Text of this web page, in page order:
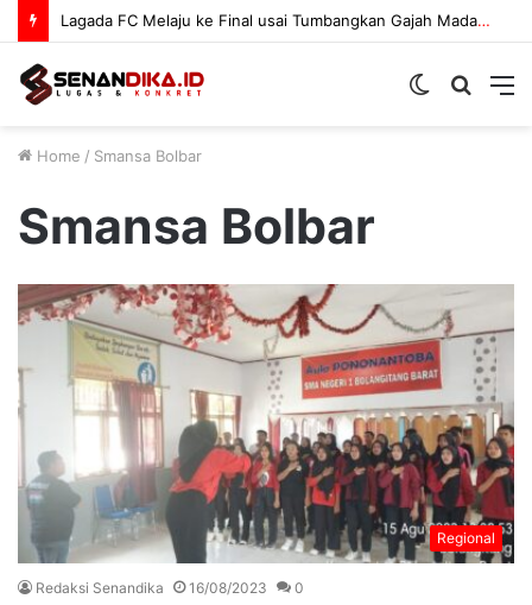
Lagada FC Melaju ke Final usai Tumbangkan Gajah Mada 3-1
Search
Switch
Home / Smansa Bolbar
Smansa Bolbar
Regional
Redaksi Senandika 16/08/2023 0